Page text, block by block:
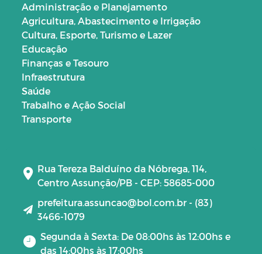
Administração e Planejamento
Agricultura, Abastecimento e Irrigação
Cultura, Esporte, Turismo e Lazer
Educação
Finanças e Tesouro
Infraestrutura
Saúde
Trabalho e Ação Social
Transporte
Rua Tereza Balduíno da Nóbrega, 114,
Centro Assunção/PB - CEP: 58685-000
prefeitura.assuncao@bol.com.br - (83)
3466-1079
Segunda à Sexta: De 08:00hs às 12:00hs e
das 14:00hs às 17:00hs